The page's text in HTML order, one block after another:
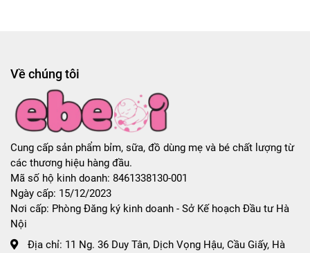
Về chúng tôi
Cung cấp sản phẩm bỉm, sữa, đồ dùng mẹ và bé chất lượng từ
các thương hiệu hàng đầu.
Mã số hộ kinh doanh: 8461338130-001
Ngày cấp: 15/12/2023
Nơi cấp: Phòng Đăng ký kinh doanh - Sở Kế hoạch Đầu tư Hà
Nội
Địa chỉ: 11 Ng. 36 Duy Tân, Dịch Vọng Hậu, Cầu Giấy, Hà